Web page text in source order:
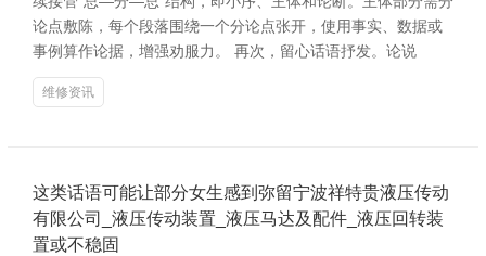
论点敷陈，每个段落围绕一个分论点张开，使用事实、数据或
事例算作论据，增强劝服力。 再次，留心话语抒发。论说
维修资讯
这类话语可能让部分女生感到弥留宁波祥特贵液压传动
有限公司_液压传动装置_液压马达及配件_液压回转装
置或不稳固